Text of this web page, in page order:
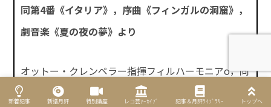
同第4番《イタリア》，序曲《フィンガルの洞窟》，
劇音楽《夏の夜の夢》より
オットー・クレンペラー指揮フィルハーモニアo，同
cho，ヘザー・ハーパー（S）ジャネット・ベイカー
新着記事 新譜月評 特別講座 レコ芸ｱｰｶｲﾌﾞ 記事＆月評ﾗｲﾌﾞﾗﾘｰ トップへ